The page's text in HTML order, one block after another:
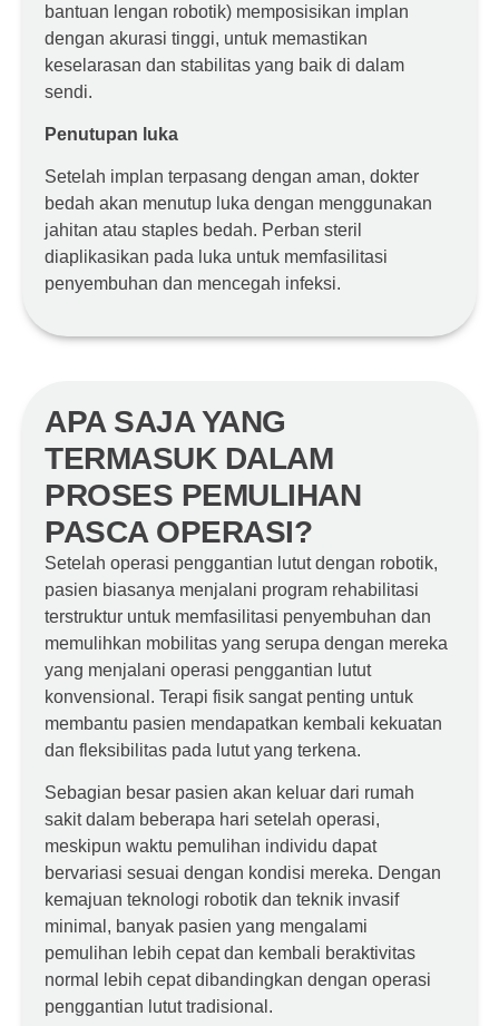
bantuan lengan robotik) memposisikan implan
dengan akurasi tinggi, untuk memastikan
keselarasan dan stabilitas yang baik di dalam
sendi.
Penutupan luka
Setelah implan terpasang dengan aman, dokter
bedah akan menutup luka dengan menggunakan
jahitan atau staples bedah. Perban steril
diaplikasikan pada luka untuk memfasilitasi
penyembuhan dan mencegah infeksi.
APA SAJA YANG
TERMASUK DALAM
PROSES PEMULIHAN
PASCA OPERASI?
Setelah operasi penggantian lutut dengan robotik,
pasien biasanya menjalani program rehabilitasi
terstruktur untuk memfasilitasi penyembuhan dan
memulihkan mobilitas yang serupa dengan mereka
yang menjalani operasi penggantian lutut
konvensional. Terapi fisik sangat penting untuk
membantu pasien mendapatkan kembali kekuatan
dan fleksibilitas pada lutut yang terkena.
Sebagian besar pasien akan keluar dari rumah
sakit dalam beberapa hari setelah operasi,
meskipun waktu pemulihan individu dapat
bervariasi sesuai dengan kondisi mereka. Dengan
kemajuan teknologi robotik dan teknik invasif
minimal, banyak pasien yang mengalami
pemulihan lebih cepat dan kembali beraktivitas
normal lebih cepat dibandingkan dengan operasi
penggantian lutut tradisional.